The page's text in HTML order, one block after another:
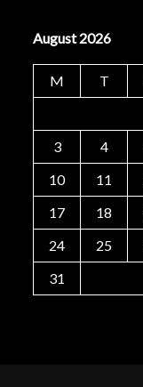
August 2026
M T
3
4
10
11
17
18
24
25
31